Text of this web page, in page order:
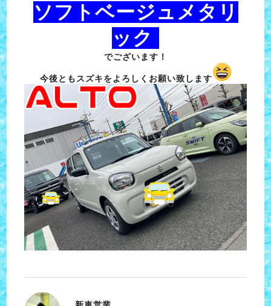
ソフトベージュメタリ
ック
でございます！
今後ともスズキをよろしくお願い致します